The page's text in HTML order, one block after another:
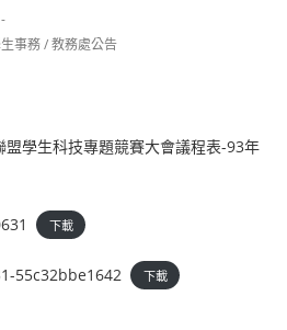
事務/教務處公告
學生科技專題競賽大會議程表-93年
下載
55c32bbe1642 下載